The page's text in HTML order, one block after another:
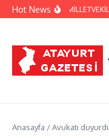
İçeriğe atla
Hot NewsHATAY
Anasayfa /Avukatı